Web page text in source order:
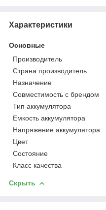
Характеристики
Основные
Производитель
Страна производитель
Назначение
Совместимость с брендом
Тип аккумулятора
Емкость аккумулятора
Напряжение аккумулятора
Цвет
Состояние
Класс качества
Скрыть